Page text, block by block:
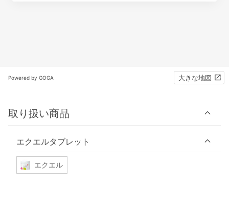
Powered by GOGA 大きな地図
取り扱い商品
エクエルタブレット
エクエル